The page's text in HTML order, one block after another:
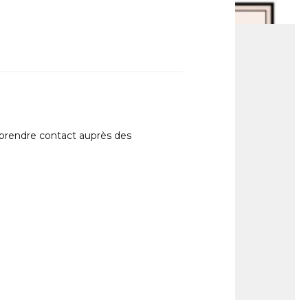
contact auprès des